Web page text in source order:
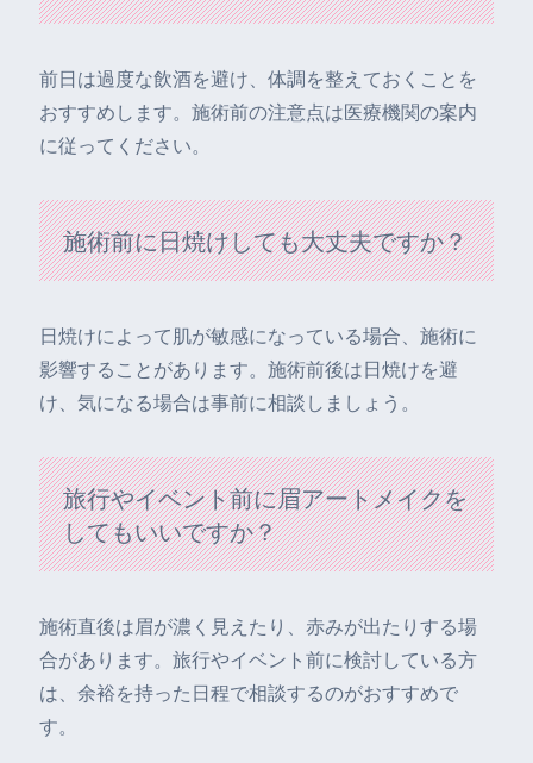
前日は過度な飲酒を避け、体調を整えておくことを
おすすめします。施術前の注意点は医療機関の案内
に従ってください。
施術前に日焼けしても大丈夫ですか？
日焼けによって肌が敏感になっている場合、施術に
影響することがあります。施術前後は日焼けを避
け、気になる場合は事前に相談しましょう。
旅行やイベント前に眉アートメイクを
してもいいですか？
施術直後は眉が濃く見えたり、赤みが出たりする場
合があります。旅行やイベント前に検討している方
は、余裕を持った日程で相談するのがおすすめで
す。